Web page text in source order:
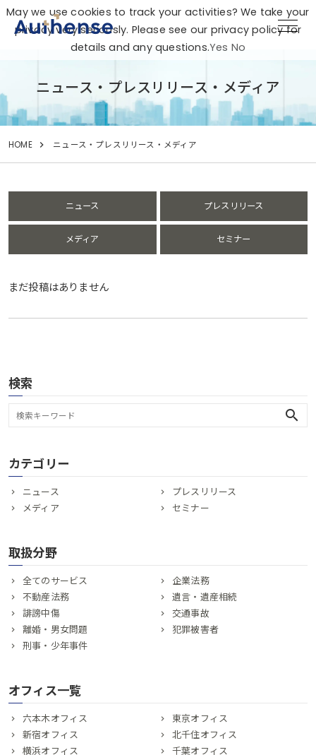
ニュース・プレスリリース・メディア
HOME ニュース・プレスリリース・メディア
ニュース プレスリリース
メディア セミナー
まだ投稿はありません
検索
search
カテゴリー
ニュース
プレスリリース
メディア
セミナー
取扱分野
全てのサービス
企業法務
不動産法務
遺言・遺産相続
誹謗中傷
交通事故
離婚・男女問題
犯罪被害者
刑事・少年事件
オフィス一覧
六本木オフィス
東京オフィス
新宿オフィス
北千住オフィス
横浜オフィス
千葉オフィス
May we use cookies to track your activities? We take your
privacy very seriously. Please see our privacy policy for
details and any questions.Yes No